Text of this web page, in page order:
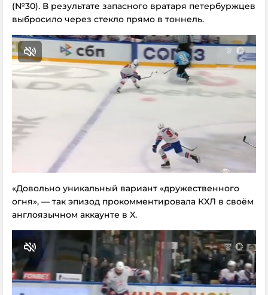
(№30). В результате запасного вратаря петербуржцев
выбросило через стекло прямо в тоннель.
«Довольно уникальный вариант «дружественного
огня», — так эпизод прокомментировала КХЛ в своём
англоязычном аккаунте в X.